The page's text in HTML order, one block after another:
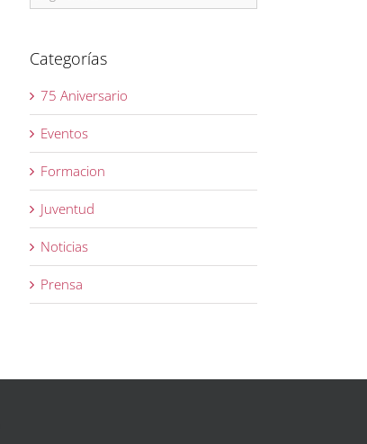
Categorías
75 Aniversario
Eventos
Formacion
Juventud
Noticias
Prensa